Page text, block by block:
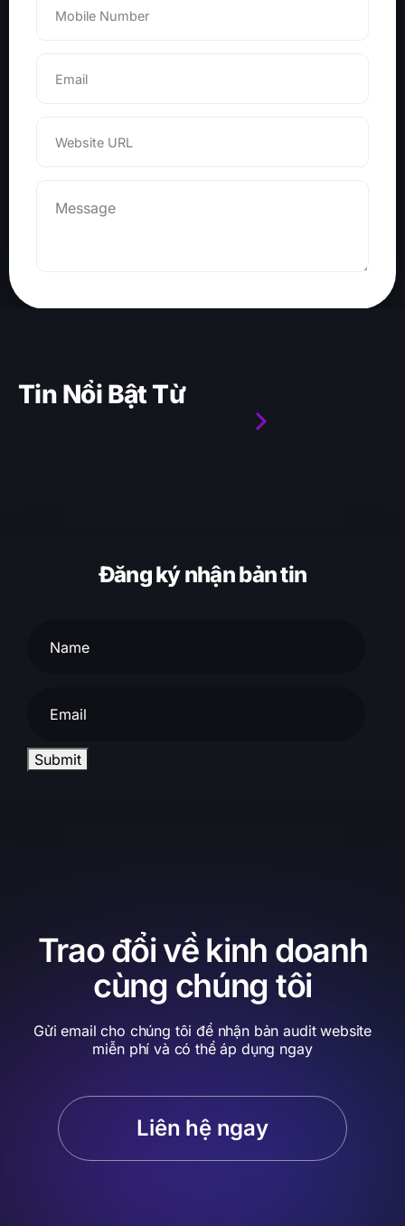
Tin Nổi Bật Từ
Đăng ký nhận bản tin
Trao đổi về kinh doanh
cùng chúng tôi
Gửi email cho chúng tôi để nhận bản audit website
miễn phí và có thể áp dụng ngay
Liên hệ ngay